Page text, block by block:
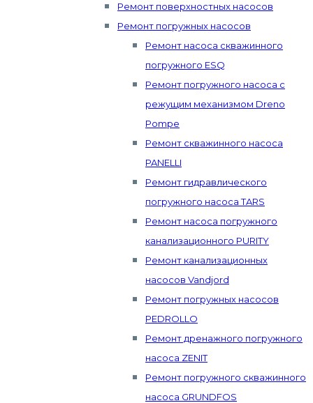
Ремонт поверхностных насосов
Ремонт погружных насосов
Ремонт насоса скважинного
погружного ESQ
Ремонт погружного насоса с
режущим механизмом Dreno
Pompe
Ремонт скважинного насоса
PANELLI
Ремонт гидравлического
погружного насоса TARS
Ремонт насоса погружного
канализационного PURITY
Ремонт канализационных
насосов Vandjord
Ремонт погружных насосов
PEDROLLO
Ремонт дренажного погружного
насоса ZENIT
Ремонт погружного скважинного
насоса GRUNDFOS